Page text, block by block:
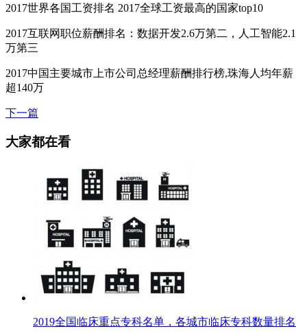
2017世界各国工资排名 2017全球工资最高的国家top10
2017互联网职位薪酬排名：数据开发2.6万第二，人工智能2.1
万第三
2017中国主要城市上市公司总经理薪酬排行榜,珠海人均年薪
超140万
下一篇
大家都在看
2019全国临床重点专科名单，各城市临床专科数量排名